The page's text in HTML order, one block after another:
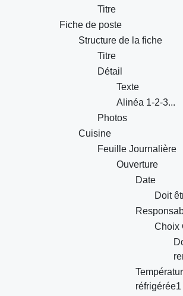
Titre
Fiche de poste
Structure de la fiche
Titre
Détail
Texte
Alinéa 1-2-3...
Photos
Cuisine
Feuille Journalière
Ouverture
Date
Doit
Choix
réfrigérée1